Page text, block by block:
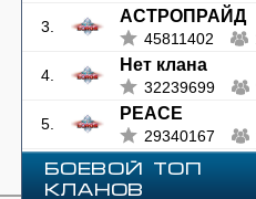
3.
АСТРОПРАЙД
45811402
4.
Нет клана
32239699
5.
PEACE
29340167
БОЕВОЙ ТОП
КЛАНОВ